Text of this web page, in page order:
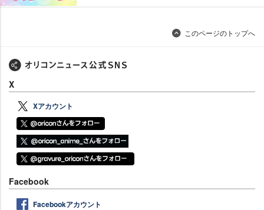
このページのトップへ
X
Xアカウント
Facebook
Facebookアカウント